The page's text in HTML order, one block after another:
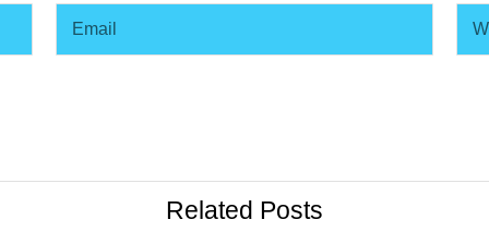
Related Posts